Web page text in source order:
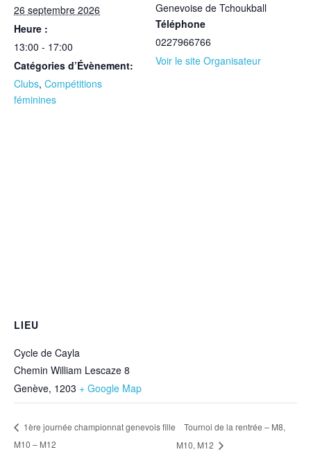
26 septembre 2026
Heure :
13:00 - 17:00
Catégories d’Évènement:
Clubs, Compétitions
féminines
Genevoise de Tchoukball
Téléphone
0227966766
Voir le site Organisateur
LIEU
Cycle de Cayla
Chemin William Lescaze 8
Genève, 1203 + Google Map
1ère journée championnat genevois fille
M10 – M12
Tournoi de la rentrée – M8,
M10, M12